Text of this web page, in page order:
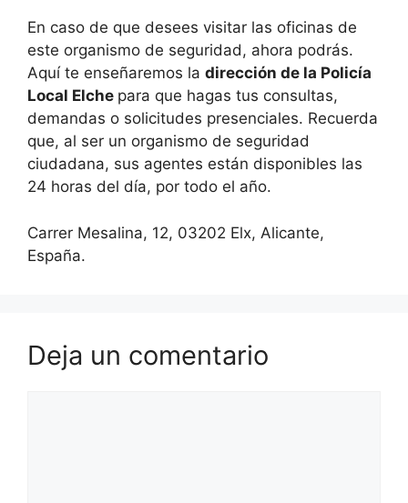
En caso de que desees visitar las oficinas de
este organismo de seguridad, ahora podrás.
Aquí te enseñaremos la dirección de la Policía
Local Elche para que hagas tus consultas,
demandas o solicitudes presenciales. Recuerda
que, al ser un organismo de seguridad
ciudadana, sus agentes están disponibles las
24 horas del día, por todo el año.
Carrer Mesalina, 12, 03202 Elx, Alicante,
España.
Deja un comentario